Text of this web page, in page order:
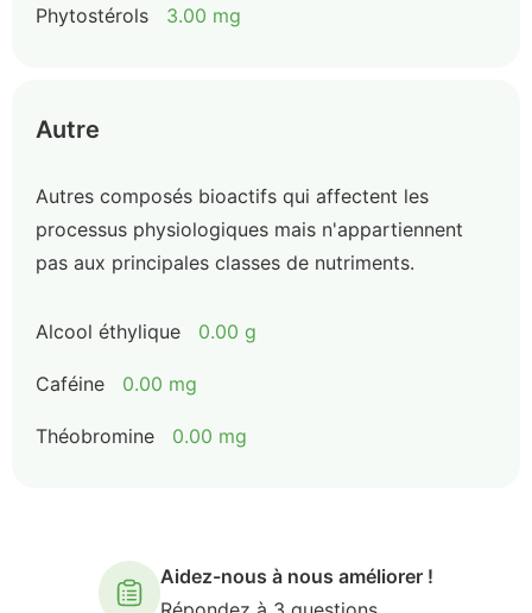
Phytostérols 3.00 mg
Autre
Autres composés bioactifs qui affectent les
processus physiologiques mais n'appartiennent
pas aux principales classes de nutriments.
Alcool éthylique 0.00 g
Caféine 0.00 mg
Théobromine 0.00 mg
Aidez-nous à nous améliorer !